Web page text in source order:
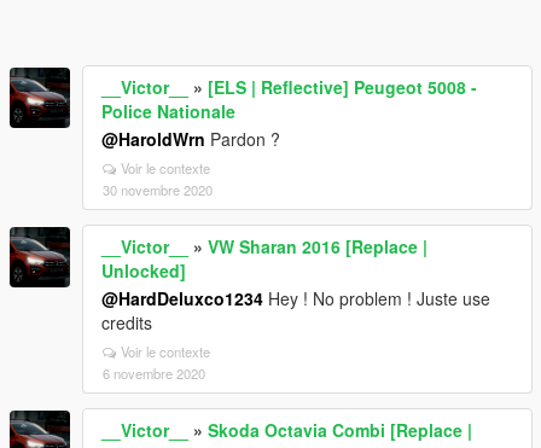
__Victor__ » [ELS | Reflective] Peugeot 5008 -
Police Nationale
@HaroldWrn Pardon ?
Voir le contexte
30 novembre 2020
__Victor__ » VW Sharan 2016 [Replace |
Unlocked]
@HardDeluxco1234 Hey ! No problem ! Juste use
credits
Voir le contexte
6 novembre 2020
__Victor__ » Skoda Octavia Combi [Replace |